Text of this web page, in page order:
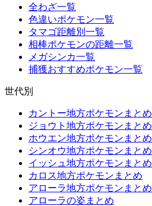
全わざ一覧
色違いポケモン一覧
タマゴ距離別一覧
相棒ポケモンの距離一覧
メガシンカ一覧
捕獲おすすめポケモン一覧
世代別
カントー地方ポケモンまとめ
ジョウト地方ポケモンまとめ
ホウエン地方ポケモンまとめ
シンオウ地方ポケモンまとめ
イッシュ地方ポケモンまとめ
カロス地方ポケモンまとめ
アローラ地方ポケモンまとめ
アローラの姿まとめ